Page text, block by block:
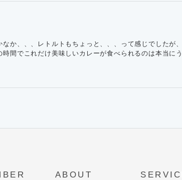
か、、、レトルトもちょっと、、、って感じでしたが
間でこれだけ美味しいカレーが食べられるのは本当に
ABOUT